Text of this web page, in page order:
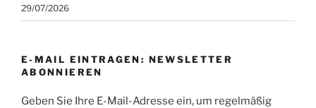
29/07/2026
E-MAIL EINTRAGEN: NEWSLETTER
ABONNIEREN
Geben Sie Ihre E-Mail-Adresse ein, um regelmäßig